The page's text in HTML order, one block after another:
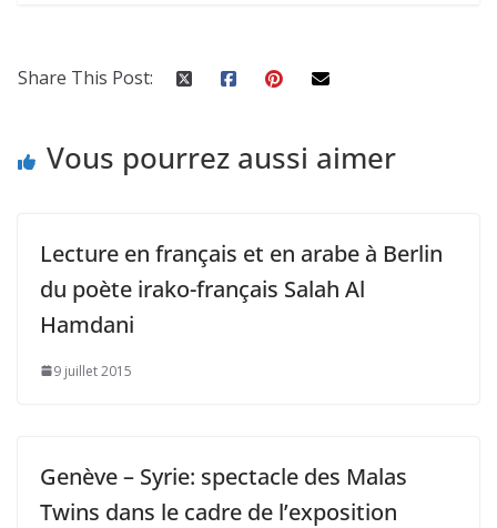
Share This Post:
Vous pourrez aussi aimer
Lecture en français et en arabe à Berlin
du poète irako-français Salah Al
Hamdani
9 juillet 2015
Genève – Syrie: spectacle des Malas
Twins dans le cadre de l’exposition